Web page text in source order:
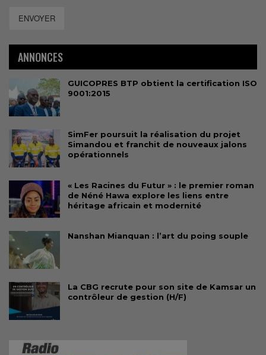
ENVOYER
ANNONCES
GUICOPRES BTP obtient la certification ISO
9001:2015
SimFer poursuit la réalisation du projet
Simandou et franchit de nouveaux jalons
opérationnels
« Les Racines du Futur » : le premier roman
de Néné Hawa explore les liens entre
héritage africain et modernité
Nanshan Mianquan : l’art du poing souple
La CBG recrute pour son site de Kamsar un
contrôleur de gestion (H/F)